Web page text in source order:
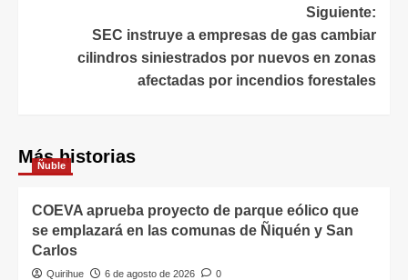
Siguiente:
SEC instruye a empresas de gas cambiar
cilindros siniestrados por nuevos en zonas
afectadas por incendios forestales
Más historias
Ñuble
COEVA aprueba proyecto de parque eólico que
se emplazará en las comunas de Ñiquén y San
Carlos
Quirihue 6 de agosto de 2026
0